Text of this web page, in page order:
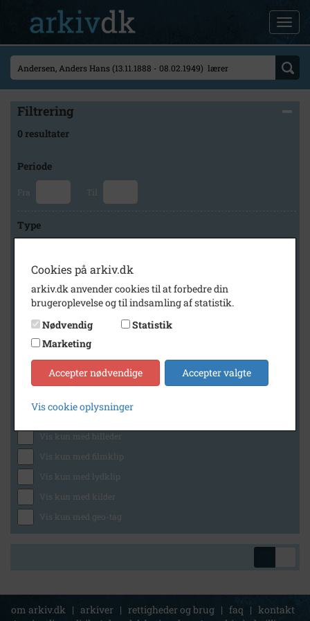
Filtrering
0 resultater
Periode
Fra Til
Type
Arkiv
Historisk Arkiv Dragør
Generelt
Vis kun med billeder
Vis kun med filmklip
Vis kun med lydklip
Vis kun med kilder
Vis kun med geo-tag
om arkiv.dk | arkiver | rettigheder og brug | faq | kontakt
Cookies på arkiv.dk
arkiv.dk anvender cookies til at forbedre din
brugeroplevelse og til indsamling af statistik.
Nødvendig
Statistik
Marketing
Accepter nødvendige Accepter valgte
Vis cookie oplysninger